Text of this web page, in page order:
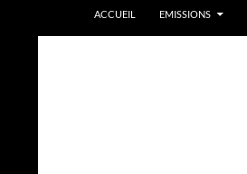
ACCUEIL
EMISSIONS